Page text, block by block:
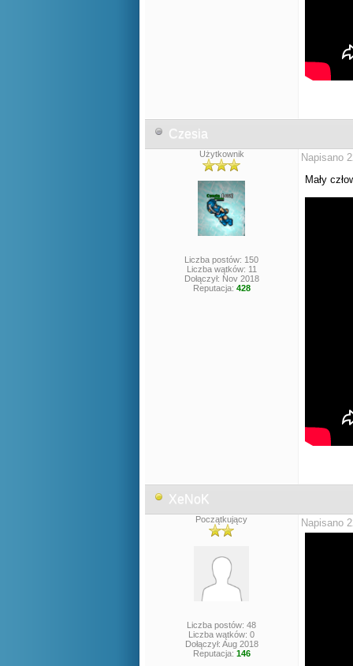
Czesia
Użytkownik
Liczba postów: 150
Liczba wątków: 11
Dołączył: Nov 2018
Reputacja: 428
Napisano
Mały
XeNoK
Początkujący
Liczba postów: 48
Liczba wątków: 0
Dołączył: Aug 2018
Reputacja: 146
Napisano